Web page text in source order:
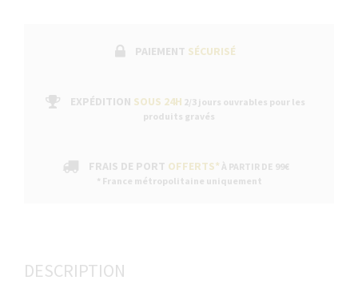
PAIEMENT SÉCURISÉ
EXPÉDITION SOUS 24H 2/3 jours ouvrables pour les
produits gravés
FRAIS DE PORT OFFERTS* À PARTIR DE 99€
* France métropolitaine uniquement
DESCRIPTION